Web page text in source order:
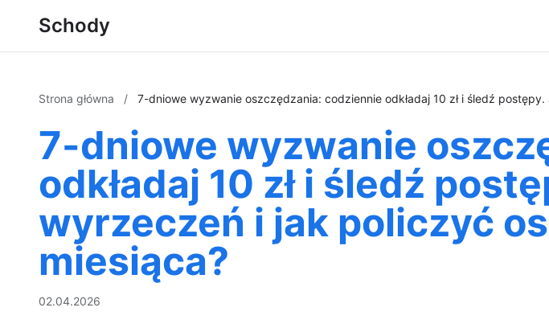
Schody
Strona główna / 7-dniowe wyzwanie oszczędzania: codziennie odkładaj 10 zł i śledź
7-dniowe wyzwanie
odkładaj 10 zł i śledź
wyrzeczeń i jak policzyć
miesiąca?
02.04.2026